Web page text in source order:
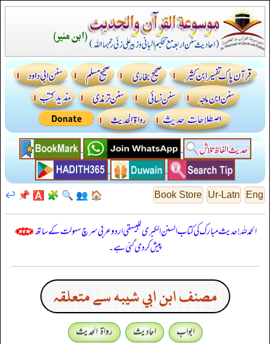
Eng
Ur-Latn
Book Store
🏠
👥
🔍
🧩
🅰️
📌
↩️
الحمدللہ! حدیث مبارک کی کتاب السنن الكبرى للبيهقي اردو عربی سرچ سہولت کے ساتھ
پیش کر دی گئی ہے۔
مصنف ابن ابي شيبه سے متعلقہ
ابواب احادیث
رواۃ الحدیث